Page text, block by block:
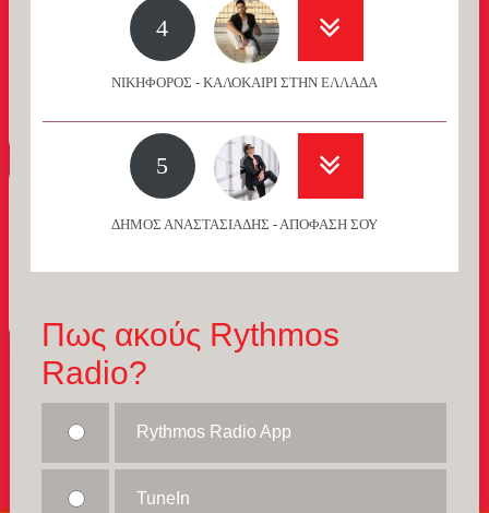
4
ΝΙΚΗΦΟΡΟΣ - ΚΑΛΟΚΑΙΡΙ ΣΤΗΝ ΕΛΛΑΔΑ
5
ΔΗΜΟΣ ΑΝΑΣΤΑΣΙΑΔΗΣ - ΑΠΟΦΑΣΗ ΣΟΥ
Πως ακούς Rythmos
Radio?
Rythmos Radio App
TuneIn